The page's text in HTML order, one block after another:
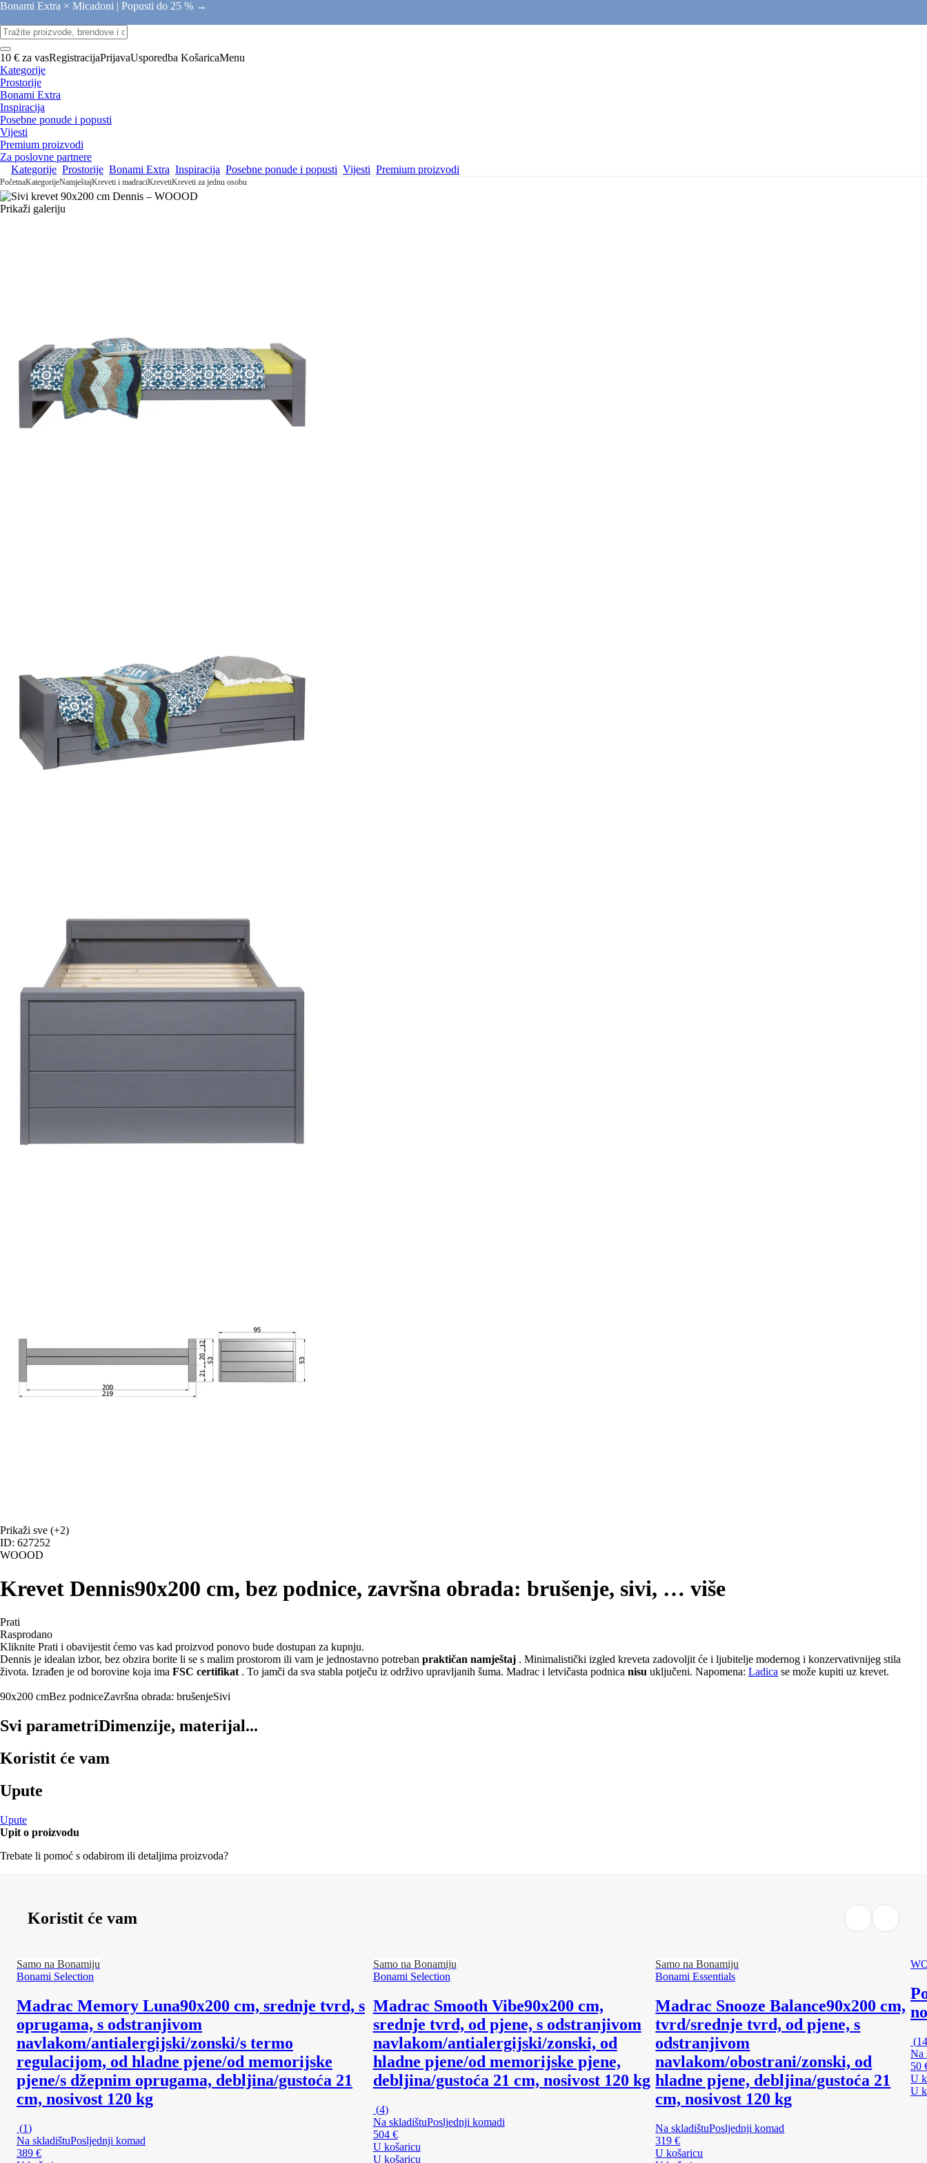
Bonami Extra × Micadoni | Popusti do 25 % →
10 € za vasRegistracijaPrijavaUsporedba KošaricaMenu
Kategorije
Prostorije
Bonami Extra
Inspiracija
Posebne ponude i popusti
Vijesti
Premium proizvodi
Za poslovne partnere
Kategorije Prostorije Bonami Extra Inspiracija Posebne ponude i popusti Vijesti Premium proizvodi
PočetnaKategorijeNamještajKreveti i madraciKrevetiKreveti za jednu osobu
Prikaži galeriju
Prikaži sve (+2)
ID: 627252
WOOOD
Krevet Dennis90x200 cm, bez podnice, završna obrada: brušenje, sivi, … više
Prati
Rasprodano
Kliknite Prati i obavijestit ćemo vas kad proizvod ponovo bude dostupan za kupnju.
Dennis je idealan izbor, bez obzira borite li se s malim prostorom ili vam je jednostavno potreban praktičan namještaj . Minimalistički izgled kreveta zadovoljit će i ljubitelje modernog i konzervativnijeg stila
života. Izrađen je od borovine koja ima FSC certifikat. To jamči da sva stabla potječu iz održivo upravljanih šuma. Madrac i letvičasta podnica nisu uključeni. Napomena: Ladica se može kupiti uz krevet.
90x200 cmBez podniceZavršna obrada: brušenjeSivi
Svi parametriDimenzije, materijal...
Koristit će vam
Upute
Upute
Upit o proizvodu
Trebate li pomoć s odabirom ili detaljima proizvoda?
Koristit će vam
Samo na Bonamiju
Bonami Selection
Madrac Memory Luna90x200 cm, srednje tvrd, s
oprugama, s odstranjivom
navlakom/antialergijski/zonski/s termo
regulacijom, od hladne pjene/od memorijske
pjene/s džepnim oprugama, debljina/gustoća 21
cm, nosivost 120 kg
(1)
Na skladištuPosljednji komad
389 €
Samo na Bonamiju
Bonami Selection
Madrac Smooth Vibe90x200 cm,
srednje tvrd, od pjene, s odstranjivom
navlakom/antialergijski/zonski, od
hladne pjene/od memorijske pjene,
debljina/gustoća 21 cm, nosivost 120 kg
(4)
Na skladištuPosljednji komadi
504 €
U košaricu
U košaricu
Samo na Bonamiju
Bonami Essentials
Madrac Snooze Balance90x200 cm,
tvrd/srednje tvrd, od pjene, s
odstranjivom
navlakom/obostrani/zonski, od
hladne pjene, debljina/gustoća 21
cm, nosivost 120 kg
Na skladištuPosljednji komad
319 €
U košaricu
(14
Na
50
U
U